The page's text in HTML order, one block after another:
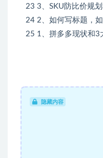
23 3、SKU防比价规
24 2、如何写标题，
25 1、拼多多现状和3
隐藏内容